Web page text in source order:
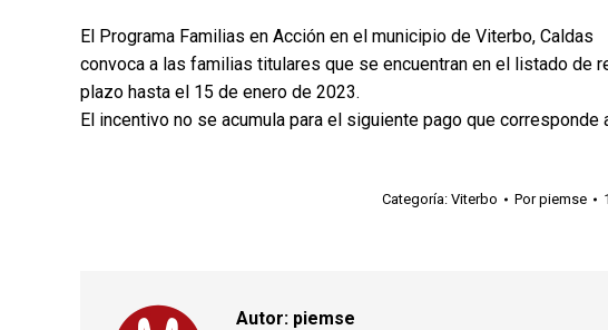
El Programa Familias en Acción en el municipio de Viterbo, Caldas
convoca a las familias titulares que se encuentran en el listado de
plazo hasta el 15 de enero de 2023.
El incentivo no se acumula para el siguiente pago que corresponde
Categoría: Viterbo Porpiemse
Autor: piemse